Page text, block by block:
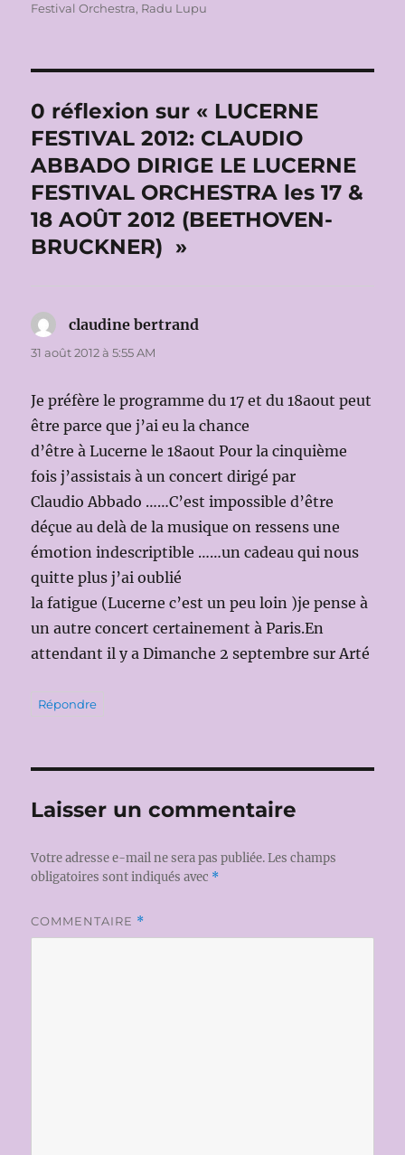
Festival Orchestra, Radu Lupu
0 réflexion sur « LUCERNE
FESTIVAL 2012: CLAUDIO
ABBADO DIRIGE LE LUCERNE
FESTIVAL ORCHESTRA les 17 &
18 AOÛT 2012 (BEETHOVEN-
BRUCKNER) »
claudine bertrand
31 août 2012 à 5:55 AM
Je préfère le programme du 17 et du 18aout peut
être parce que j’ai eu la chance
d’être à Lucerne le 18aout Pour la cinquième
fois j’assistais à un concert dirigé par
Claudio Abbado ……C’est impossible d’être
déçue au delà de la musique on ressens une
émotion indescriptible ……un cadeau qui nous
quitte plus j’ai oublié
la fatigue (Lucerne c’est un peu loin )je pense à
un autre concert certainement à Paris.En
attendant il y a Dimanche 2 septembre sur Arté
Répondre
Laisser un commentaire
Votre adresse e-mail ne sera pas publiée. Les champs
obligatoires sont indiqués avec *
COMMENTAIRE *